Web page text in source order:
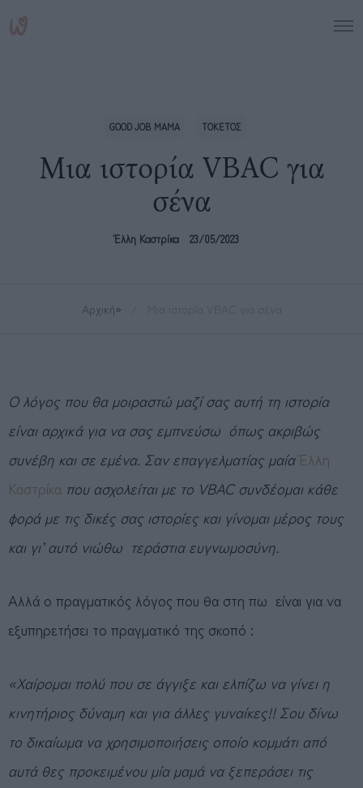
GOOD JOB MAMA ΤΟΚΕΤΟΣ
Μια ιστορία VBAC για
σένα
Έλλη Καστρίκα 23/05/2023
Αρχική»
Ο λόγος που θα μοιραστώ μαζί σας αυτή τη ιστορία
είναι αρχικά για να σας εμπνεύσω όπως ακριβώς
συνέβη και σε εμένα. Σαν επαγγελματίας μαίαΈλλη
Καστρίκα που ασχολείται με το VBAC συνδέομαι κάθε
φορά με τις δικές σας ιστορίες και γίνομαι μέρος τους
και γι’ αυτό νιώθω τεράστια ευγνωμοσύνη.
Αλλά ο πραγματικός λόγος που θα στη πω είναι για να
εξυπηρετήσει το πραγματικό της σκοπό :
«Χαίρομαι πολύ που σε άγγιξε και ελπίζω να γίνει η
κινητήριος δύναμη και για άλλες γυναίκες!! Σου δίνω
το δικαίωμα να χρησιμοποιήσεις οποίο κομμάτι από
αυτά θες προκειμένου μία μαμά να ξεπεράσει τις